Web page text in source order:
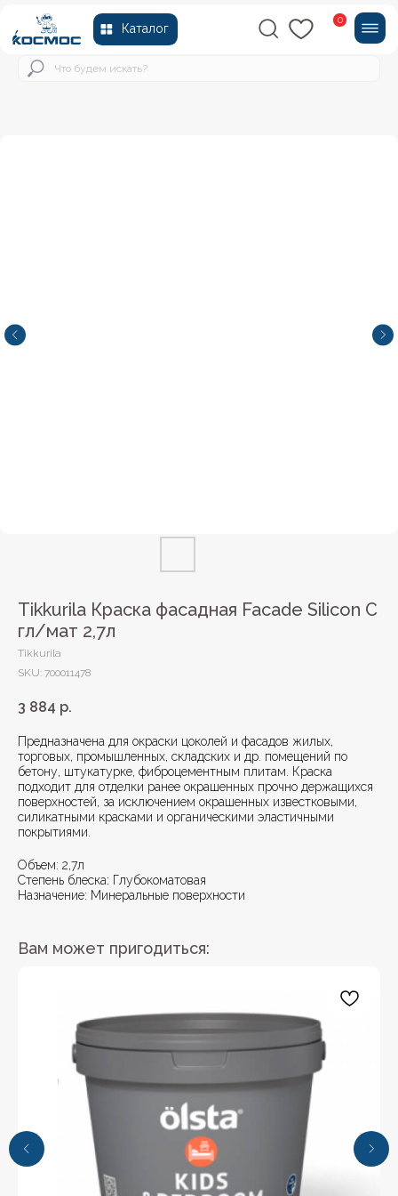
Каталог
Tikkurila Краска фасадная Facade Silicon C
гл/мат 2,7л
Tikkurila
SKU: 700011478
3 884 р.
Предназначена для окраски цоколей и фасадов жилых,
торговых, промышленных, складских и др. помещений по
бетону, штукатурке, фиброцементным плитам. Краска
подходит для отделки ранее окрашенных прочно держащихся
поверхностей, за исключением окрашенных известковыми,
силикатными красками и органическими эластичными
покрытиями.
Объем: 2,7л
Степень блеска: Глубокоматовая
Назначение: Минеральные поверхности
Вам может пригодиться: